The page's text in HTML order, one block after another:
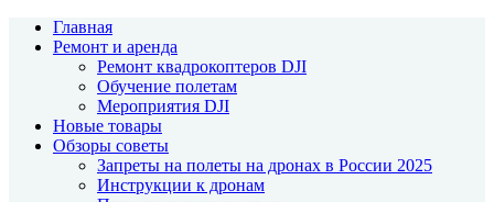
Главная
Ремонт и аренда
Ремонт квадрокоптеров DJI
Обучение полетам
Мероприятия DJI
Новые товары
Обзоры советы
Запреты на полеты на дронах в России 2025
Инструкции к дронам